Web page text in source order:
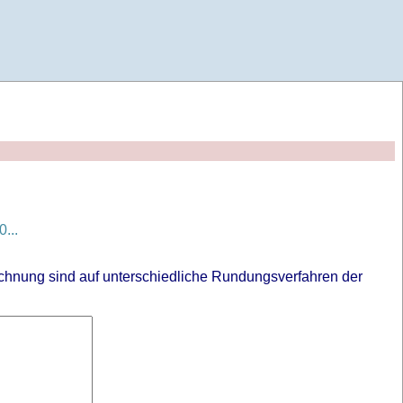
sind auf unterschiedliche Rundungsverfahren der